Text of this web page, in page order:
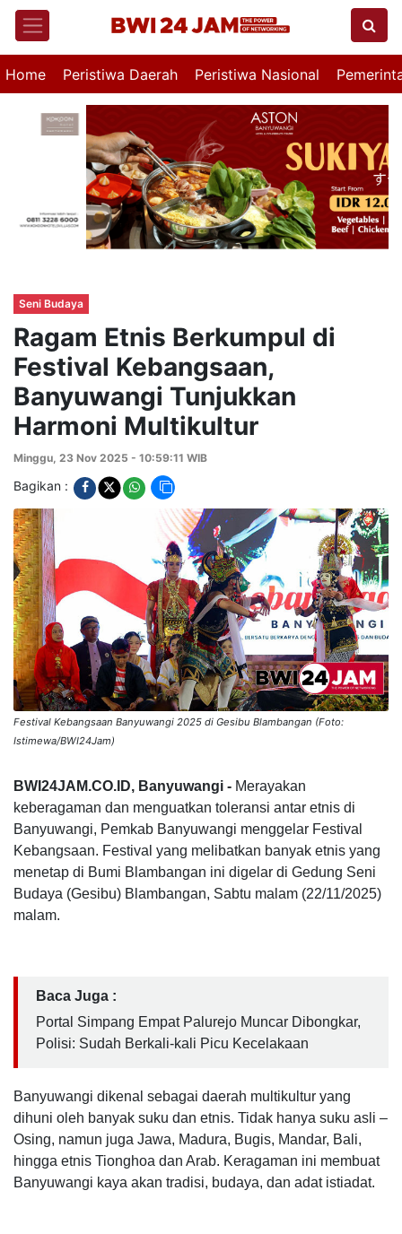
Home Peristiwa Daerah Peristiwa Nasional
Seni Budaya
Ragam Etnis Berkumpul di
Festival Kebangsaan,
Banyuwangi Tunjukkan
Harmoni Multikultur
Minggu, 23 Nov 2025 - 10:59:11 WIB
Bagikan :
Festival Kebangsaan Banyuwangi 2025 di Gesibu Blambangan (Foto:
Istimewa/BWI24Jam)
BWI24JAM.CO.ID, Banyuwangi - Merayakan
keberagaman dan menguatkan toleransi antar etnis di
Banyuwangi, Pemkab Banyuwangi menggelar Festival
Kebangsaan. Festival yang melibatkan banyak etnis yang
menetap di Bumi Blambangan ini digelar di Gedung Seni
Budaya (Gesibu) Blambangan, Sabtu malam (22/11/2025)
malam.
Baca Juga :
Portal Simpang Empat Palurejo Muncar Dibongkar,
Polisi: Sudah Berkali-kali Picu Kecelakaan
Banyuwangi dikenal sebagai daerah multikultur yang
dihuni oleh banyak suku dan etnis. Tidak hanya suku asli –
Osing, namun juga Jawa, Madura, Bugis, Mandar, Bali,
hingga etnis Tionghoa dan Arab. Keragaman ini membuat
Banyuwangi kaya akan tradisi, budaya, dan adat istiadat.